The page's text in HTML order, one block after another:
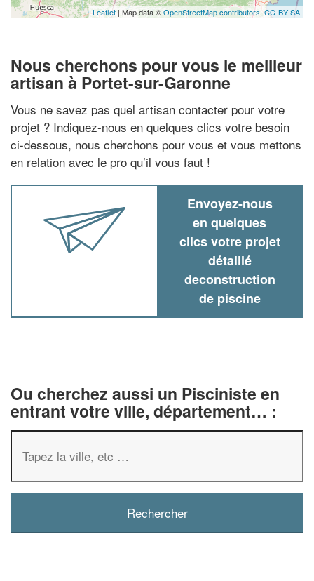
Leaflet | Map data ©OpenStreetMap contributors, CC-BY-SA
Nous cherchons pour vous le meilleur
artisan à Portet-sur-Garonne
Vous ne savez pas quel artisan contacter pour votre
projet ? Indiquez-nous en quelques clics votre besoin
ci-dessous, nous cherchons pour vous et vous mettons
en relation avec le pro qu’il vous faut !
Envoyez-nous
en quelques
clics votre projet
détaillé
deconstruction
de piscine
Ou cherchez aussi un Pisciniste en
entrant votre ville, département… :